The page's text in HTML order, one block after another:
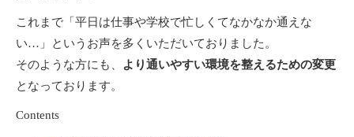
これまで「平日は仕事や学校で忙しくてなかなか通えな
い…」というお声を多くいただいておりました。
そのような方にも、
より通いやすい環境を整えるための変更
となっております。
Contents